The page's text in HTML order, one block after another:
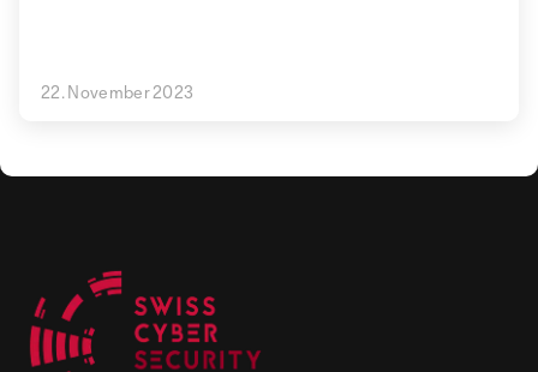
22. November 2023